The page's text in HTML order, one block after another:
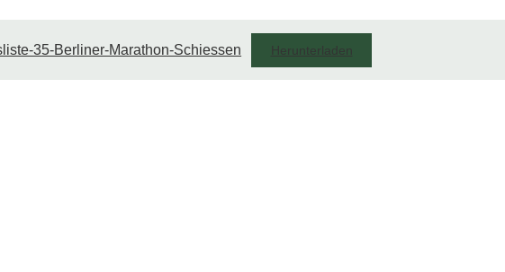
35-Berliner-Marathon-Schiessen Herunterladen